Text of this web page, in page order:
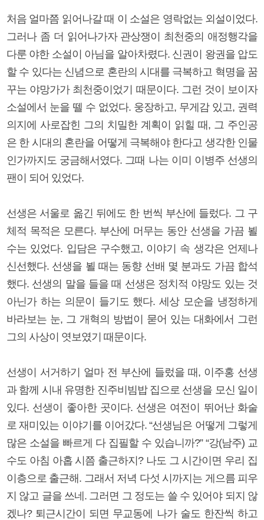
처음 얼마쯤 읽어나갈 때 이 소설은 영락없는 외설이었다.
그러나 좀 더 읽어나가자 관상쟁이 최천중의 애정행각을
다룬 야한 소설이 아님을 알아차렸다. 신권이 왕권을 압도
할 수 있다는 신념으로 혼란의 시대를 극복하고 혁명을 꿈
꾸는 야망가가 최천중이었기 때문이다. 그런 것이 보이자
소설에서 눈을 뗄 수 없었다. 웅장하고, 무게감 있고, 권력
의지에 사로잡힌 그의 치밀한 계획이 읽힐 때, 그 주인공
은 한 시대의 혼란을 어떻게 극복해야 한다고 생각한 인물
인가까지도 궁금해서였다. 그때 나는 이미 이병주 선생의
팬이 되어 있었다.
선생은 서울로 옮긴 뒤에도 한 번씩 부산에 들렀다. 그 구
체적 목적은 모른다. 부산에 머무는 동안 선생을 가끔 뵐
수는 있었다. 입담은 구수했고, 이야기 속 생각은 언제나
신선했다. 선생을 뵐 때는 동향 선배 몇 분과도 가끔 합석
했다. 선생의 말을 들을 때 선생은 정치적 야망도 있는 것
아닌가 하는 의문이 들기도 했다. 세상 모순을 냉정하게
바라보는 눈, 그 개혁의 방법이 묻어 있는 대화에서 그런
그의 사상이 엿보였기 때문이다.
선생이 서거하기 얼마 전 부산에 들렀을 때, 이주홍 선생
과 함께 시내 유명한 진주비빔밥 집으로 선생을 모신 일이
있다. 선생이 좋아한 곳이다. 선생은 여전이 뛰어난 화술
로 재미있는 이야기를 이어갔다. “선생님은 어떻게 그렇게
많은 소설을 빠르게 다 집필할 수 있습니까?” “강(남주) 교
수도 아침 아홉 시쯤 출근하지? 나도 그 시간이면 우리 집
이층으로 출근해. 그래서 저녁 다섯 시까지는 게으름 피우
지 않고 글을 쓰네. 그러면 그 정도는 쓸 수 있어야 되지 않
겠나? 퇴근시간이 되면 무교동에 나가 술도 한잔씩 하고